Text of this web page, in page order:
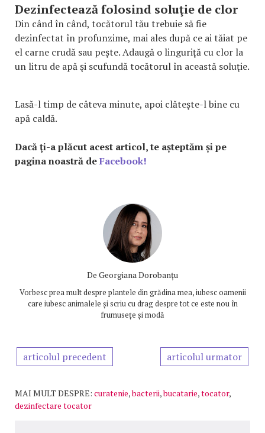
Dezinfectează folosind soluţie de clor
Din când în când, tocătorul tău trebuie să fie
dezinfectat în profunzime, mai ales după ce ai tăiat pe
el carne crudă sau peşte. Adaugă o linguriţă cu clor la
un litru de apă şi scufundă tocătorul în această soluţie.
Lasă-l timp de câteva minute, apoi clăteşte-l bine cu
apă caldă.
Dacă ţi-a plăcut acest articol, te așteptăm și pe
pagina noastră deFacebook!
De Georgiana Dorobanțu
Vorbesc prea mult despre plantele din grădina mea, iubesc oamenii
care iubesc animalele și scriu cu drag despre tot ce este nou în
frumusețe și modă
articolul precedent articolul urmator
MAI MULT DESPRE: curatenie,bacterii,bucatarie,tocator,
dezinfectare tocator